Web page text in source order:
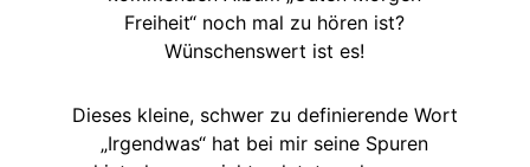
Freiheit“ noch mal zu hören ist?
Wünschenswert ist es!
Dieses kleine, schwer zu definierende Wort
„Irgendwas“ hat bei mir seine Spuren